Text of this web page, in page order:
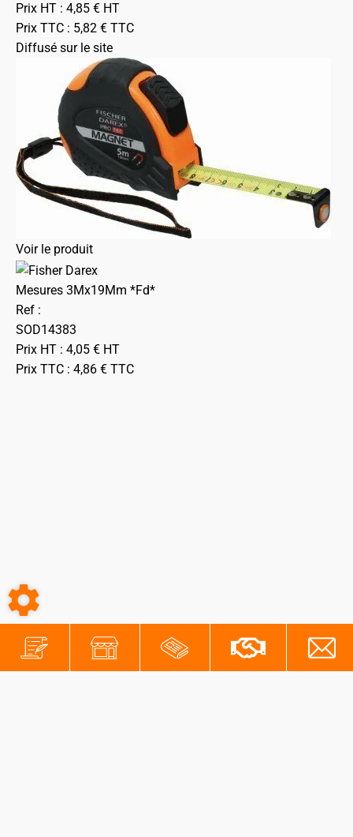
Prix HT : 4,85 € HT
Prix TTC : 5,82 € TTC
Diffusé sur le site
Voir le produit
Mesures 3Mx19Mm *Fd*
Ref :
SOD14383
Prix HT : 4,05 € HT
Prix TTC : 4,86 € TTC